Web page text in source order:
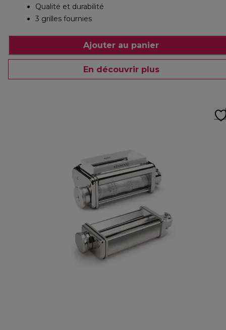
Qualité et durabilité
3 grilles fournies
Ajouter au panier
En découvrir plus